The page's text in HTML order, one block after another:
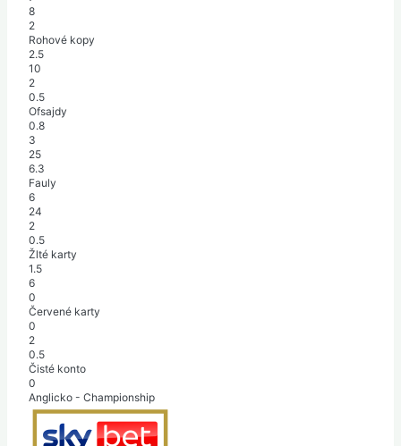
8
2
Rohové kopy
2.5
10
2
0.5
Ofsajdy
0.8
3
25
6.3
Fauly
6
24
2
0.5
Žlté karty
1.5
6
0
Červené karty
0
2
0.5
Čisté konto
0
Anglicko - Championship